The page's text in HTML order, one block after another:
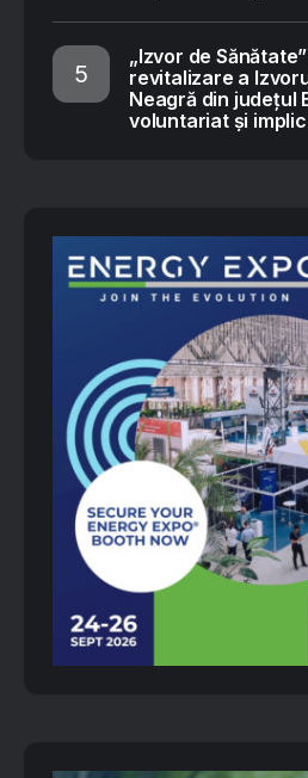
„Izvor de
revitalizare a
Neagră din județul
voluntariat și